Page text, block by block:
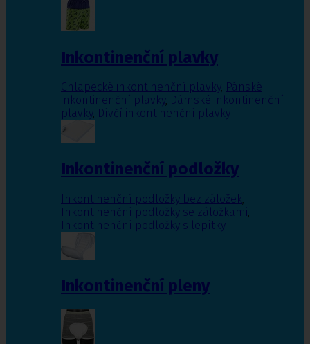
Inkontinenční plavky
Chlapecké inkontinenční plavky, Pánské
inkontinenční plavky, Dámské inkontinenční
plavky, Dívčí inkontinenční plavky
Inkontinenční podložky
Inkontinenční podložky bez záložek,
Inkontinenční podložky se záložkami,
Inkontinenční podložky s lepítky
Inkontinenční pleny